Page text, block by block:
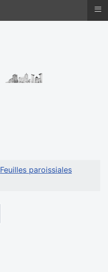
Feuilles paroissiales
≡